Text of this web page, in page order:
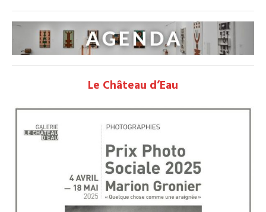
Le Château d’Eau